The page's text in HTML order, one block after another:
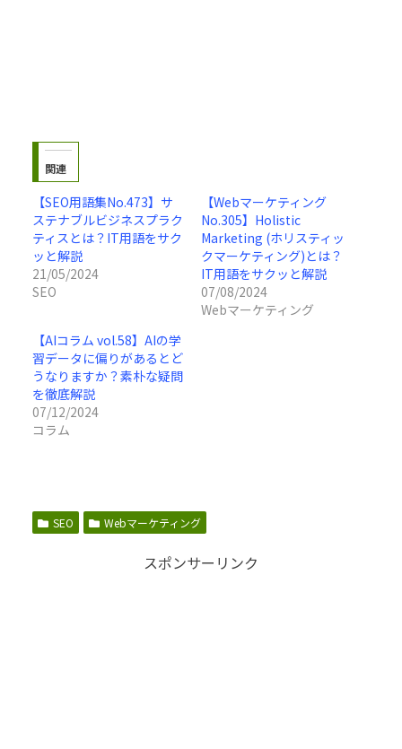
関連
【SEO用語集No.473】サ
ステナブルビジネスプラク
ティスとは？IT用語をサク
ッと解説
21/05/2024
SEO
【Webマーケティング
No.305】Holistic
Marketing (ホリスティッ
クマーケティング)とは？
IT用語をサクッと解説
07/08/2024
Webマーケティング
【AIコラム vol.58】AIの学
習データに偏りがあるとど
うなりますか？素朴な疑問
を徹底解説
07/12/2024
コラム
SEO Webマーケティング
スポンサーリンク